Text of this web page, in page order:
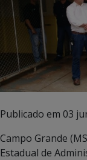
Publicado em 03
Campo Grande
Estadual de